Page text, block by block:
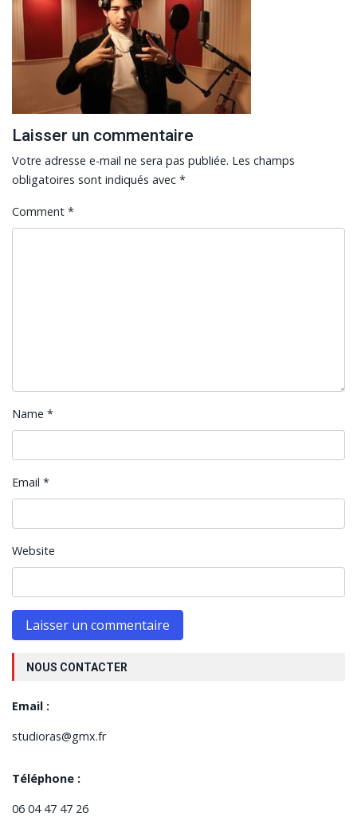
Laisser un commentaire
Votre adresse e-mail ne sera pas publiée. Les champs
obligatoires sont indiqués avec *
Comment *
Name *
Email *
Website
NOUS CONTACTER
Email :
studioras@gmx.fr
Téléphone :
06 04 47 47 26